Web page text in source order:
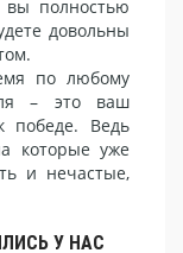
вы полностью
довольны
по любому
– это ваш
победе. Ведь
которые уже
и нечастые,
У НАС